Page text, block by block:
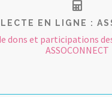
EN LIGNE :
dons et participations
ASSOCONNECT